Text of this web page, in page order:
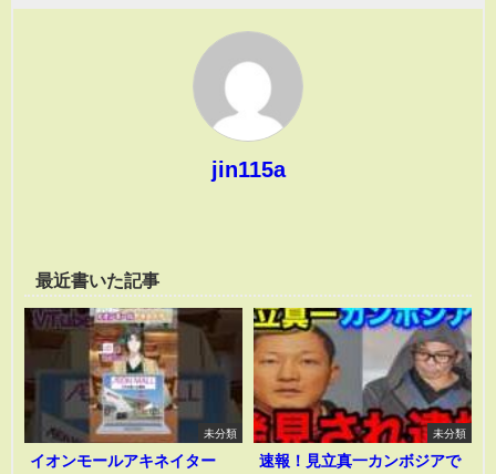
jin115a
最近書いた記事
未分類
イオンモールアキネイター
未分類
速報！見立真一カンボジアで